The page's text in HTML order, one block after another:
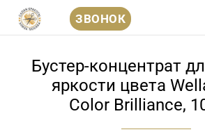
ЗВОНОК
содержанию
Бустер-концентрат
яркости цвета
Color Brilliance,